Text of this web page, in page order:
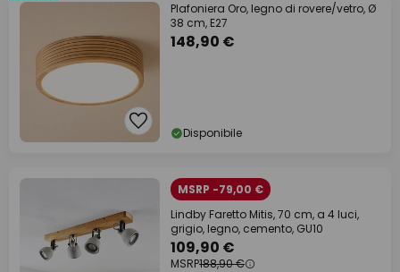
Plafoniera Oro, legno di rovere/vetro, Ø
38 cm, E27
148,90 €
Disponibile
MSRP -79,00 €
Lindby Faretto Mitis, 70 cm, a 4 luci,
grigio, legno, cemento, GU10
109,90 €
MSRP188,90 €